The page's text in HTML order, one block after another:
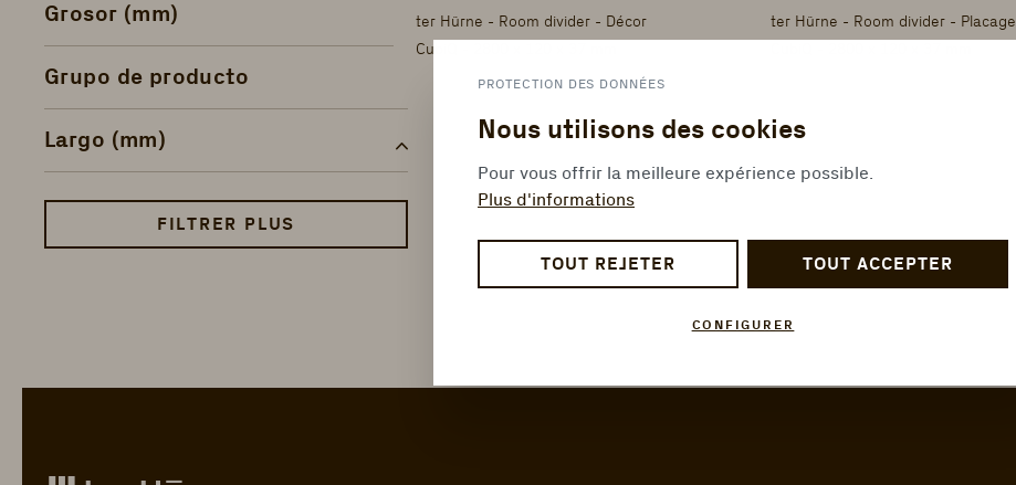
Grosor (mm)
Grupo de producto
Largo (mm)
FILTRER PLUS
ter Hürne - Room divider - Décor
CubiQ - 2800 x 120 x 37 mm
ter Hürne - Room divider - Placage
PROTECTION DES DONNÉES
Nous utilisons des cookies
Pour vous offrir la meilleure expérience possible.
Plus d'informations
TOUT REJETER TOUT ACCEPTER
CONFIGURER